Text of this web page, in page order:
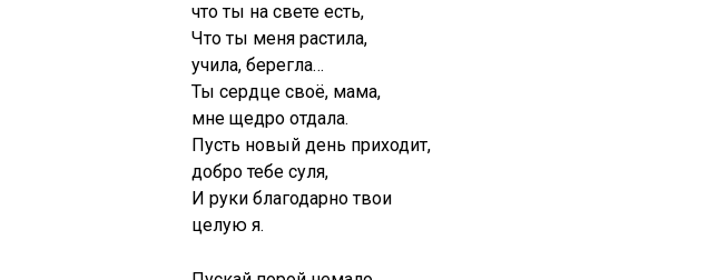
что ты на свете есть,
Что ты меня растила,
учила, берегла…
Ты сердце своё, мама,
мне щедро отдала.
Пусть новый день приходит,
добро тебе суля,
И руки благодарно твои
целую я.